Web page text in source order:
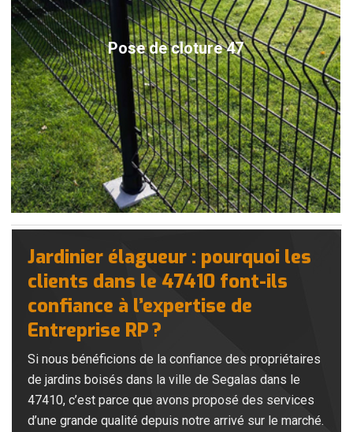
Pose de cloture 47
Jardinier élagueur : pourquoi les
clients dans le 47410 font-ils
confiance à l’expertise de
Entreprise RP ?
Si nous bénéficions de la confiance des propriétaires
de jardins boisés dans la ville de Segalas dans le
47410, c’est parce que avons proposé des services
d’une grande qualité depuis notre arrivé sur le marché.